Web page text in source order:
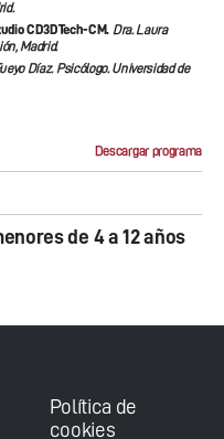
CD3DTech-CM. Dra. Laura
Madrid.
Díaz. Psicólogo. Universidad de
Descargar programa
de 4 a 12 años
Política de
cookies